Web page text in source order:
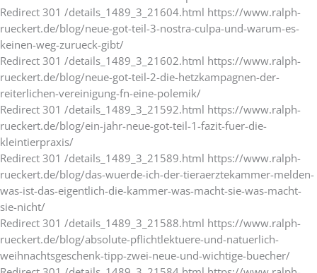
Redirect 301 /details_1489_3_21604.html https://www.ralph-
rueckert.de/blog/neue-got-teil-3-nostra-culpa-und-warum-es-
keinen-weg-zurueck-gibt/
Redirect 301 /details_1489_3_21602.html https://www.ralph-
rueckert.de/blog/neue-got-teil-2-die-hetzkampagnen-der-
reiterlichen-vereinigung-fn-eine-polemik/
Redirect 301 /details_1489_3_21592.html https://www.ralph-
rueckert.de/blog/ein-jahr-neue-got-teil-1-fazit-fuer-die-
kleintierpraxis/
Redirect 301 /details_1489_3_21589.html https://www.ralph-
rueckert.de/blog/das-wuerde-ich-der-tieraerztekammer-melden-
was-ist-das-eigentlich-die-kammer-was-macht-sie-was-macht-
sie-nicht/
Redirect 301 /details_1489_3_21588.html https://www.ralph-
rueckert.de/blog/absolute-pflichtlektuere-und-natuerlich-
weihnachtsgeschenk-tipp-zwei-neue-und-wichtige-buecher/